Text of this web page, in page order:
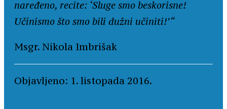
naređeno, recite: ‘Sluge smo beskorisne!
Učinismo što smo bili dužni učiniti!’“
Msgr. Nikola Imbrišak
Objavljeno: 1. listopada 2016.